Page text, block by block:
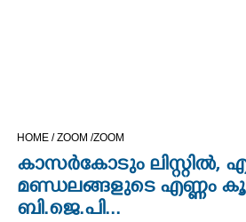
OPINION
HOME /ZOOM /ZOOM
കാസർകോടും ലിസ്റ്റിൽ,
മണ്ഡലങ്ങളുടെ എണ്ണം
ബി.ജെ.പി...